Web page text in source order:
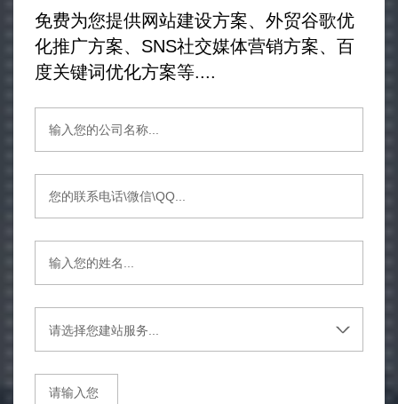
免费为您提供网站建设方案、外贸谷歌优
化推广方案、SNS社交媒体营销方案、百
度关键词优化方案等....